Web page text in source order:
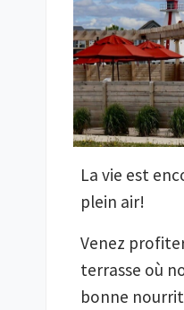
La vie est
plein air!
Venez
terrasse où
bonne